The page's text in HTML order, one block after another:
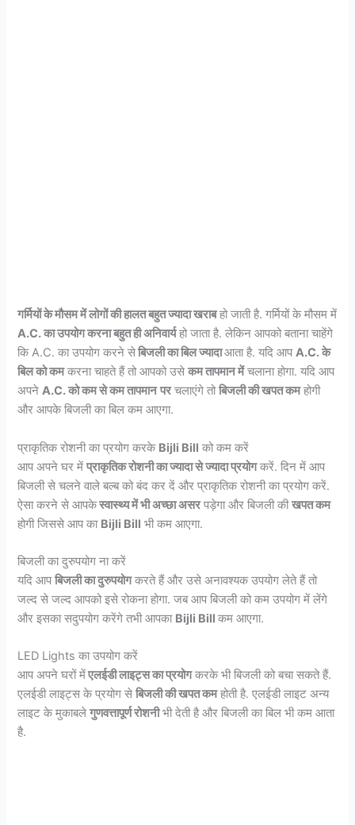
गर्मियों के मौसम में लोगों की हालत बहुत ज्यादा खराबहो जाती है. गर्मियों के मौसम में
A.C. का उपयोग करना बहुत ही अनिवार्यहो जाता है. लेकिन आपको बताना चाहेंगे
कि A.C. का उपयोग करने सेबिजली का बिल ज्यादाआता है. यदि आपA.C. के
बिल को कमकरना चाहते हैं तो आपको उसेकम तापमान मेंचलाना होगा. यदि आप
अपनेA.C. को कम से कम तापमान परचलाएंगे तोबिजली की खपत कमहोगी
और आपके बिजली का बिल कम आएगा.
प्राकृतिक रोशनी का प्रयोग करके Bijli Bill को कम करें
आप अपने घर मेंप्राकृतिक रोशनी का ज्यादा से ज्यादा प्रयोगकरें. दिन में आप
बिजली से चलने वाले बल्ब को बंद कर दें और प्राकृतिक रोशनी का प्रयोग करें.
ऐसा करने से आपकेस्वास्थ्य में भी अच्छा असरपड़ेगा और बिजली कीखपत कम
होगी जिससे आप का Bijli Bill भी कम आएगा.
बिजली का दुरुपयोग ना करें
यदि आपबिजली का दुरुपयोगकरते हैं और उसे अनावश्यक उपयोग लेते हैं तो
जल्द से जल्द आपको इसे रोकना होगा. जब आप बिजली को कम उपयोग में लेंगे
और इसका सदुपयोग करेंगे तभी आपका Bijli Billकम आएगा.
LED Lights का उपयोग करें
आप अपने घरों मेंएलईडी लाइट्स का प्रयोगकरके भी बिजली को बचा सकते हैं.
एलईडी लाइट्स के प्रयोग सेबिजली की खपत कमहोती है. एलईडी लाइट अन्य
लाइट के मुकाबलेगुणवत्तापूर्ण रोशनीभी देती है और बिजली का बिल भी कम आता
है.